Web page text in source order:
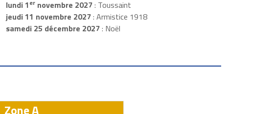
lundi 1ernovembre 2027: Toussaint
jeudi 11 novembre 2027: Armistice 1918
samedi 25 décembre 2027: Noël
Zone A